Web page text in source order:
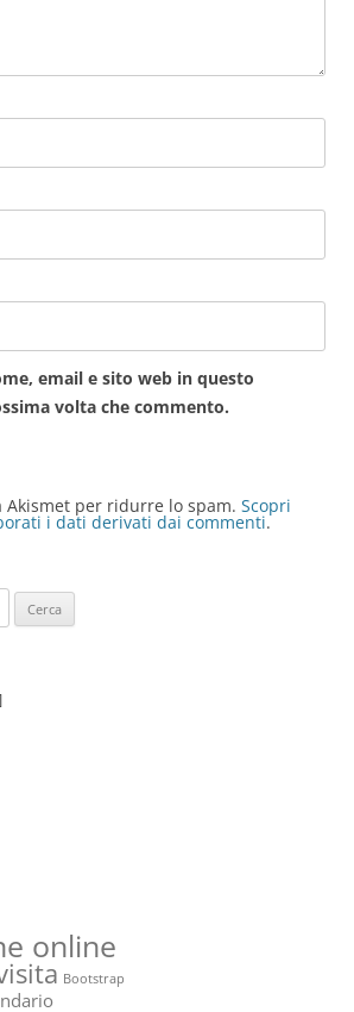
email e sito web in questo
volta che commento.
Akismet per ridurre lo spam. Scopri
i dati derivati dai commenti.
online
Bootstrap